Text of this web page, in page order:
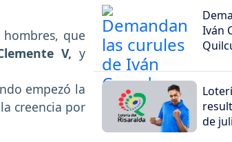
que
V, y
empezó la
creencia por
Iván
de